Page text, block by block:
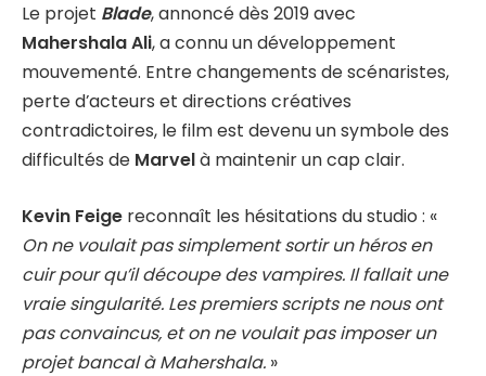
Le projet Blade, annoncé dès 2019 avec
Mahershala Ali, a connu un développement
mouvementé. Entre changements de scénaristes,
perte d’acteurs et directions créatives
contradictoires, le film est devenu un symbole des
difficultés de Marvelà maintenir un cap clair.
Kevin Feige reconnaît les hésitations du studio : «
On ne voulait pas simplement sortir un héros en
cuir pour qu’il découpe des vampires. Il fallait une
vraie singularité. Les premiers scripts ne nous ont
pas convaincus, et on ne voulait pas imposer un
projet bancal à Mahershala. »